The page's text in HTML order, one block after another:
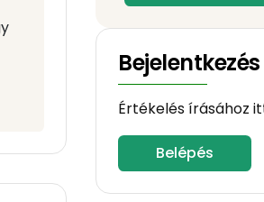
Értékelés írásához
Belépés